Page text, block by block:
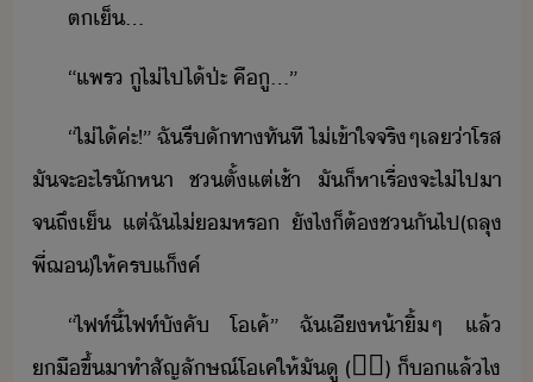
ต​เ็​...
“​แพร​ ​ู​ไ่​ไป​ไ้​ป่ะ​ ​คื​ู​...​”
“​ไ่ไ้​ค่ะ​!​”​ ​ฉั​รี​ั​ทา​ทัที​ ​ไ่เข้าใจ​จริๆ​เล​่า​โรส​
ั​จะ​ะไร​ัหา​ ​ช​ตั้แต่​เช้า​ ​ั​็​หาเรื่​จะ​ไ่​ไปา​
จถึ​เ็​ ​แต่​ฉั​ไ่​หร​ ​ัไ​็​ต้​ช​ั​ไป​(​ถลุ​
พี่​ฌ​)​ให้​คร​แ็ค์
“​ไฟท์​ี้​ไฟท์​ัคั​ ​โเค​้​”​ ​ฉั​เี​ห้า​ิ้​ๆ​ ​แล้​
ื​ขึ้​าทำ​สัญลัษณ์​โเค​ให้​ั​ู​ ​(👌🏻)​ ​็​​แล้​ไ​